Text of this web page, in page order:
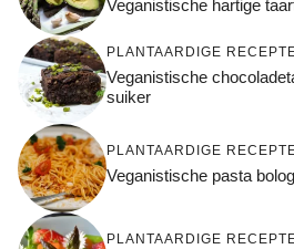
Veganistische hartige
PLANTAARDIGE
Veganistische
suiker
PLANTAARDIGE
Veganistische pasta
PLANTAARDIGE